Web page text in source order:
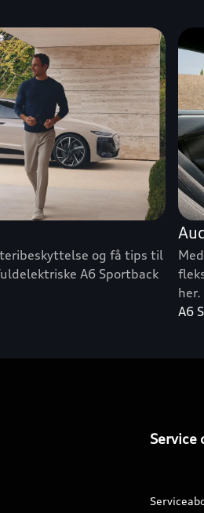
og få tips til
A6 Sportback
her.
A6
Service